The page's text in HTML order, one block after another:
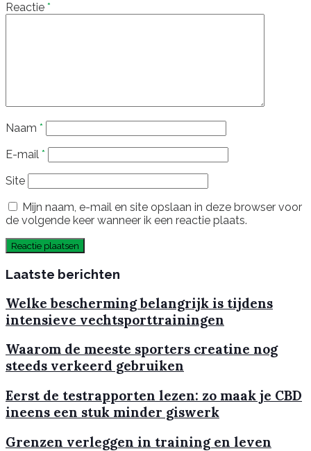
Reactie *
Naam *
E-mail *
Site
Mijn naam, e-mail en site opslaan in deze browser voor
de volgende keer wanneer ik een reactie plaats.
Laatste berichten
Welke bescherming belangrijk is tijdens
intensieve vechtsporttrainingen
Waarom de meeste sporters creatine nog
steeds verkeerd gebruiken
Eerst de testrapporten lezen: zo maak je CBD
ineens een stuk minder giswerk
Grenzen verleggen in training en leven